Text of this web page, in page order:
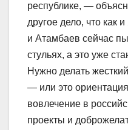
республике, —
другое дело, что как
и Атамбаев сейчас
стульях, а это уже
Нужно делать
— или это
вовлечение в
проекты и